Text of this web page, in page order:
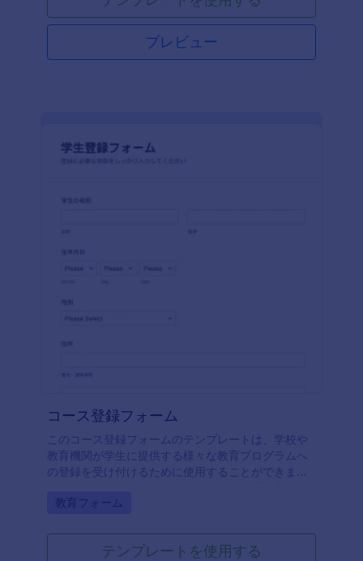
期間、お支払いカードの情報など、必要な情報をす
べて収集することができます。
プレビュー
コース登録フォーム
このコース登録フォームのテンプレートは、学校や
教育機関が学生に提供する様々な教育プログラムへ
の登録を受け付けるために使用することができま
するために、氏名、生年月日、住所など、登録者の
テンプレートでは、コースがハイライトされてお
り、学生がコースを検索して選択できるようになっ
Go to Category:
教育フォーム
テンプレートを使用する